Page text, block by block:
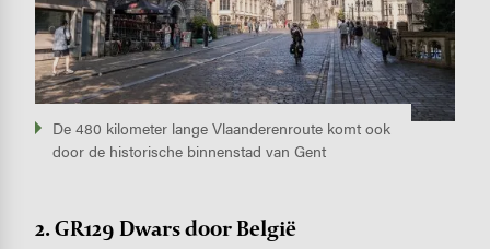
De 480 kilometer lange Vlaanderenroute komt ook
door de historische binnenstad van Gent
2. GR129 Dwars door België